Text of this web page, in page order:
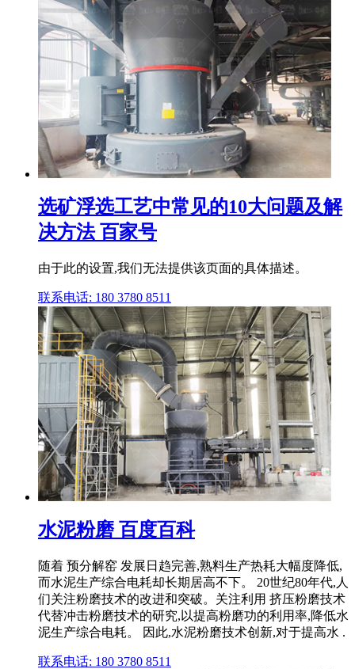
选矿浮选工艺中常见的10大问题及解
决方法 百家号
由于此的设置,我们无法提供该页面的具体描述。
联系电话: 180 3780 8511
水泥粉磨 百度百科
随着 预分解窑 发展日趋完善,熟料生产热耗大幅度降低,
而水泥生产综合电耗却长期居高不下。 20世纪80年代,人
们关注粉磨技术的改进和突破。关注利用 挤压粉磨技术
代替冲击粉磨技术的研究,以提高粉磨功的利用率,降低水
泥生产综合电耗。 因此,水泥粉磨技术创新,对于提高水 .
联系电话: 180 3780 8511